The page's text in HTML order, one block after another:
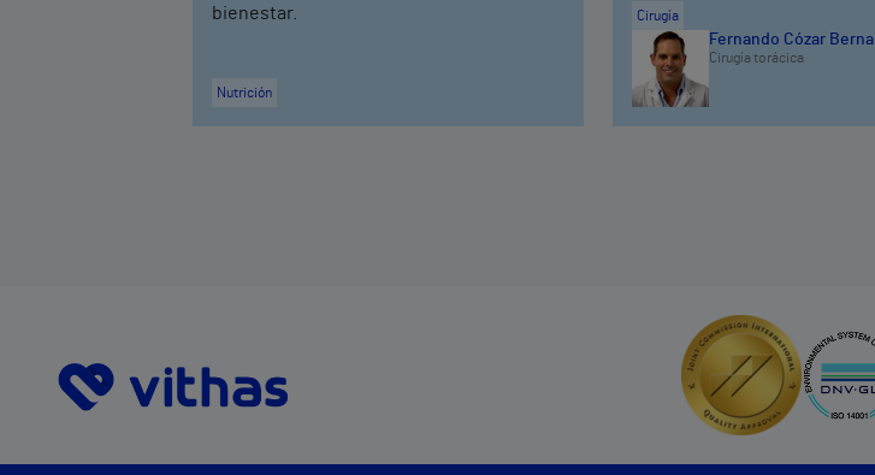
bienestar.
Nutrición
Cirugía
Fernando Cózar Bernal
Cirugía torácica